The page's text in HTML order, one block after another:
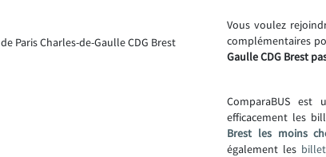
Vous voulez
complémentaires
Gaulle CDG Brest
ComparaBUS est
efficacement les
Brest les moins
également les